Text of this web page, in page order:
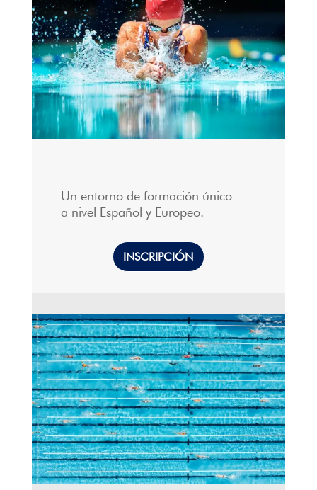
Un entorno de formación único
a nivel Español y Europeo.
INSCRIPCIÓN